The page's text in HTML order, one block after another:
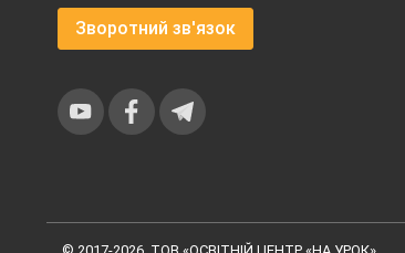
Зворотний зв'язок